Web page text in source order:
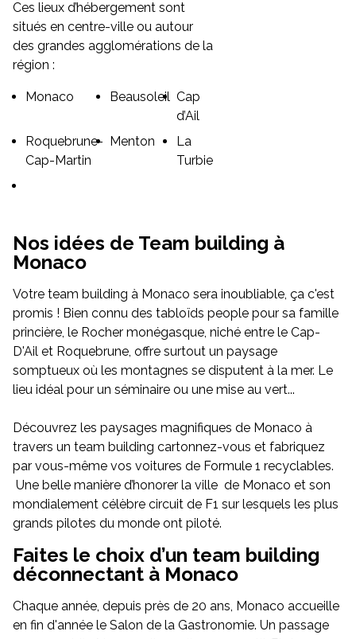
Ces lieux d’hébergement sont
situés en centre-ville ou autour
des grandes agglomérations de la
région :
Monaco Beausoleil Cap
d’Ail
Roquebrune-
Cap-Martin
Menton
La
Turbie
Nos idées de Team building à
Monaco
Votre team building à Monaco sera inoubliable, ça c'est
promis ! Bien connu des tabloïds people pour sa famille
princière, le Rocher monégasque, niché entre le Cap-
D'Ail et Roquebrune, offre surtout un paysage
somptueux où les montagnes se disputent à la mer. Le
lieu idéal pour un séminaire ou une mise au vert...
Découvrez les paysages magnifiques de Monaco à
travers un team building cartonnez-vous et fabriquez
par vous-même vos voitures de Formule 1 recyclables.
Une belle manière d’honorer la ville de Monaco et son
mondialement célèbre circuit de F1 sur lesquels les plus
grands pilotes du monde ont piloté.
Faites le choix d’un team building
déconnectant à Monaco
Chaque année, depuis près de 20 ans, Monaco accueille
en fin d'année le Salon de la Gastronomie. Un passage